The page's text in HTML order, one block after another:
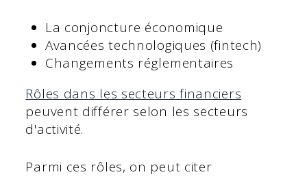
La conjoncture économique
Avancées technologiques (fintech)
Changements réglementaires
Rôles dans les secteurs financiers
peuvent différer selon les secteurs
d'activité.
Parmi ces rôles, on peut citer